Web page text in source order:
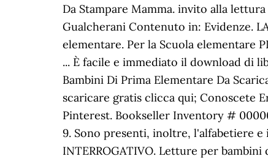
Da Stampare Mamma. invito alla
Gualcherani Contenuto in: Evidenze.
elementare. Per la Scuola elementare
... È facile e immediato il download di
Bambini Di Prima Elementare Da
scaricare gratis clicca qui; Conoscete
Pinterest. Bookseller Inventory #
9. Sono presenti, inoltre, l'alfabetiere e
INTERROGATIVO. Letture per